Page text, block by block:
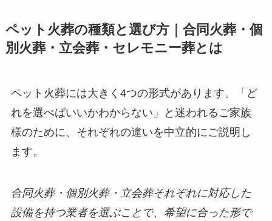
ペット火葬の種類と選び方｜合同火葬・個
別火葬・立会葬・セレモニー葬とは
ペット火葬には大きく4つの形式があります。「ど
れを選べばいいかわからない」と迷われるご家族
様のために、それぞれの違いを中立的にご説明し
ます。
合同火葬・個別火葬・立会葬それぞれに対応した
設備を持つ業者を選ぶことで、希望に合った形で